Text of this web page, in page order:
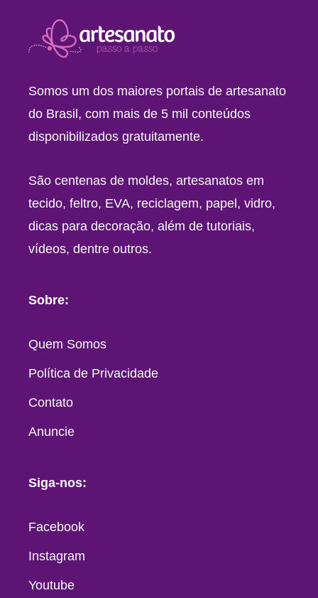
Somos um dos maiores portais de artesanato
do Brasil, com mais de 5 mil conteúdos
disponibilizados gratuitamente.
São centenas de moldes, artesanatos em
tecido, feltro, EVA, reciclagem, papel, vidro,
dicas para decoração, além de tutoriais,
vídeos, dentre outros.
Sobre:
Quem Somos
Política de Privacidade
Contato
Anuncie
Siga-nos:
Facebook
Instagram
Youtube